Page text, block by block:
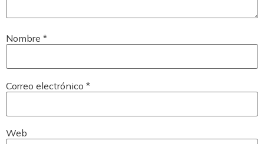
Nombre *
Correo electrónico *
Web